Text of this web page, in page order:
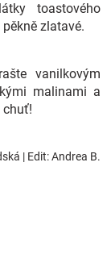
toastového
zlatavé.
vanilkovým
malinami a
chuť!
| Edit: Andrea B.